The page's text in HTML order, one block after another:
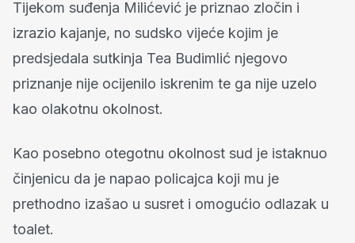
Tijekom suđenja Milićević je priznao zločin i
izrazio kajanje, no sudsko vijeće kojim je
predsjedala sutkinja Tea Budimlić njegovo
priznanje nije ocijenilo iskrenim te ga nije uzelo
kao olakotnu okolnost.
Kao posebno otegotnu okolnost sud je istaknuo
činjenicu da je napao policajca koji mu je
prethodno izašao u susret i omogućio odlazak u
toalet.